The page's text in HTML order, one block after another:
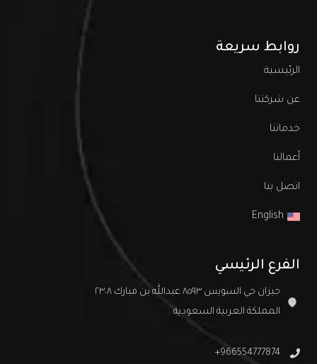
روابط سريعة
الرئيسية
عن شركتنا
خدماتنا
أعمالنا
اتصل بنا
English
الفرع الرئيسي
جيزان حي السويس ٨٥٩٣ عبدالله بن مبارك ٢٣٠٨
المملكة العربية السعودية
966554777874+